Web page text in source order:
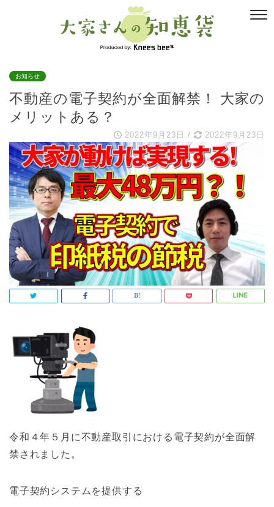
お知らせ
不動産の電子契約が全面解禁！ 大家の
メリットある？
2022年9月23日 / 2022年9月23日
令和４年５月に不動産取引における電子契約が全面解
禁されました。
電子契約システムを提供する